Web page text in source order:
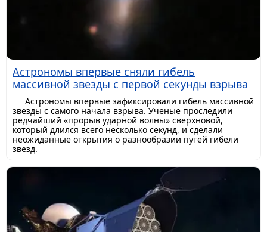
Астрономы впервые сняли гибель
массивной звезды с первой секунды взрыва
Астрономы впервые зафиксировали гибель массивной
звезды с самого начала взрыва. Ученые проследили
редчайший «прорыв ударной волны» сверхновой,
который длился всего несколько секунд, и сделали
неожиданные открытия о разнообразии путей гибели
звезд.